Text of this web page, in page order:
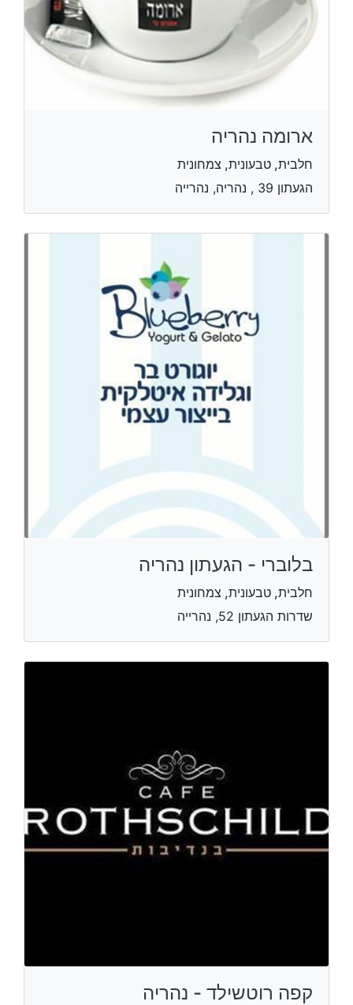
ארומה נהריה
חלבית, טבעונית, צמחונית
הגעתון 39 , נהריה, נהרייה
בלוברי - הגעתון נהריה
חלבית, טבעונית, צמחונית
שדרות הגעתון 52, נהרייה
קפה רוטשילד - נהריה